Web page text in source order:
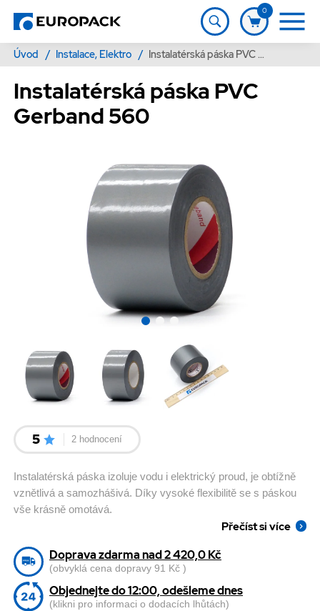
0
Úvod / Instalace, Elektro / Instalatérská páska PVC Gerband 560
Instalatérská páska PVC
Gerband 560
5 2 hodnocení
Instalatérská páska izoluje vodu i elektrický proud, je obtížně
vznětlivá a samozhášivá. Díky vysoké flexibilitě se s páskou
vše krásně omotává.
Přečíst si více
Doprava zdarma nad 2 420,0 Kč
(obvyklá cena dopravy 91 Kč )
Objednejte do 12:00, odešleme dnes
(klikni pro informaci o dodacích lhůtách)